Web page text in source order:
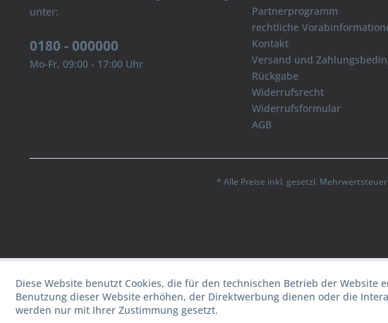
unter:
0180 - 000000
Mo-Fr, 09:00 - 17:00 Uhr
Partnerprogramm
rechtliche
Kontakt
Versand und
Rückgabe
Widerrufsrecht
Widerrufsformular
AGB
* Alle Preise inkl. gesetzl. Mehrwertsteuer
Diese Website benutzt Cookies, die für den technischen Betrieb der
Benutzung dieser Website erhöhen, der Direktwerbung dienen oder die
werden nur mit Ihrer Zustimmung gesetzt.